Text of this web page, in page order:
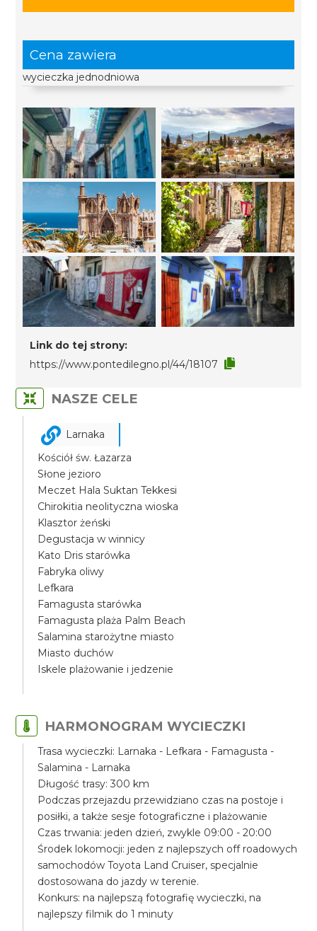
Cena zawiera
wycieczka jednodniowa
Link do tej strony:
https://www.pontedilegno.pl/44/18107
NASZE CELE
Larnaka
Kościół św. Łazarza
Słone jezioro
Meczet Hala Suktan Tekkesi
Chirokitia neolityczna wioska
Klasztor żeński
Degustacja w winnicy
Kato Dris starówka
Fabryka oliwy
Lefkara
Famagusta starówka
Famagusta plaża Palm Beach
Salamina starożytne miasto
Miasto duchów
Iskele plażowanie i jedzenie
HARMONOGRAM WYCIECZKI
Trasa wycieczki: Larnaka - Lefkara - Famagusta -
Salamina - Larnaka
Długość trasy: 300 km
Podczas przejazdu przewidziano czas na postoje i
posiłki, a także sesje fotograficzne i plażowanie
Czas trwania: jeden dzień, zwykle 09:00 - 20:00
Środek lokomocji: jeden z najlepszych off roadowych
samochodów Toyota Land Cruiser, specjalnie
dostosowana do jazdy w terenie.
Konkurs: na najlepszą fotografię wycieczki, na
najlepszy filmik do 1 minuty